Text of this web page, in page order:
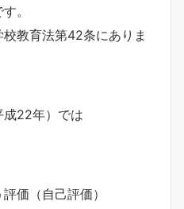
。
教育法第42条にありま
成22年）では
価（自己評価）